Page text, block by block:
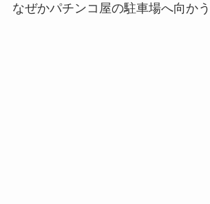
なぜかパチンコ屋の駐車場へ向かう